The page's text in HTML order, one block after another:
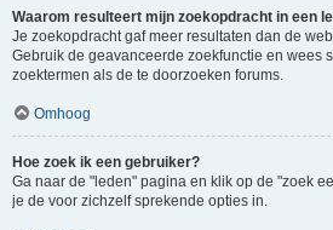
Waarom resulteert mijn zoekopdracht in een
Je zoekopdracht gaf meer resultaten dan de
Gebruik de geavanceerde zoekfunctie en wees
zoektermen als de te doorzoeken forums.
Omhoog
Hoe zoek ik een gebruiker?
Ga naar de "leden" pagina en klik op de "zoek
je de voor zichzelf sprekende opties in.